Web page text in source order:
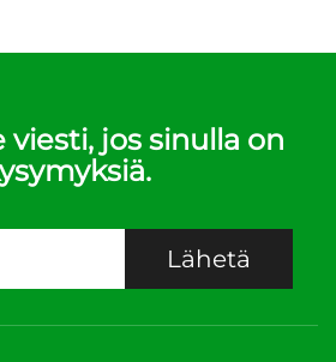
viesti, jos sinulla on
Lähetä